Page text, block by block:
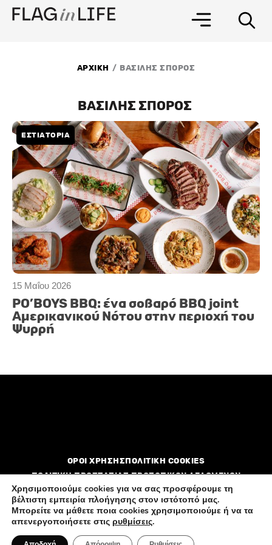
Μετάβαση
στο
ΑΡΧΙΚΗ / ΒΑΣΙΛΗΣ ΣΠΟΡΟΣ
ΒΑΣΙΛΗΣ ΣΠΟΡΟΣ
15 Μαΐου 2026
ΕΣΤΙΑΤΟΡΙΑ
PO’BOYS BBQ: ένα σοβαρό BBQ joint
Αμερικανικού Νότου στην περιοχή του
Ψυρρή
ΟΡΟΙ ΧΡΗΣΗΣΠΟΛΙΤΙΚΗ COOKIES
ΠΟΛΙΤΙΚΗ ΠΡΟΣΤΑΣΙΑΣ ΠΡΟΣΩΠΙΚΩΝ ΔΕΔΟΜΕΝΩΝ
ΔιαφημιστείτεΕπικοινωνίαΠοιοί είμαστε
Χρησιμοποιούμε cookies για να σας προσφέρουμε τη
βέλτιστη εμπειρία πλοήγησης στον ιστότοπό μας.
Μπορείτε να μάθετε ποια cookies χρησιμοποιούμε ή να τα
απενεργοποιήσετε στις ρυθμίσεις.